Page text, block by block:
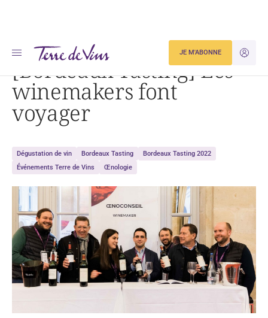
JE
JE M'ABONNE
Accueil [Bordeaux Tasting] Les winemakers font voyager
[Bordeaux Tasting] Les
winemakers font
voyager
Dégustation de vin Bordeaux Tasting
Bordeaux Tasting 2022
Événements Terre de Vins
Œnologie